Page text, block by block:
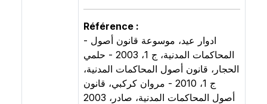
Référence :
- ادوار عيد، موسوعة قانون أصول
المحاكمات المدنية، ج 1، 2003 - حلمي
الحجار، قانون أصول المحاكمات المدنية،
ج 1، 2010 - مروان كركبي، قانون
أصول المحاكمات المدنية، صادر، 2003